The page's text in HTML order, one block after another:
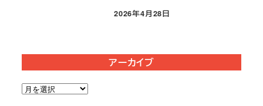
投稿日
2026年4月28日
アーカイブ
ア